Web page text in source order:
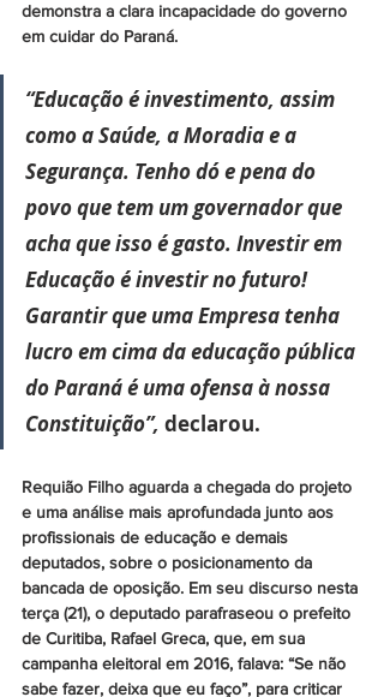
demonstra a clara incapacidade do governo
em cuidar do Paraná.
“Educação é investimento, assim
como a Saúde, a Moradia e a
Segurança. Tenho dó e pena do
povo que tem um governador que
acha que isso é gasto. Investir em
Educação é investir no futuro!
Garantir que uma Empresa tenha
lucro em cima da educação pública
do Paraná é uma ofensa à nossa
Constituição”, declarou.
Requião Filho aguarda a chegada do projeto
e uma análise mais aprofundada junto aos
profissionais de educação e demais
deputados, sobre o posicionamento da
bancada de oposição. Em seu discurso nesta
terça (21), o deputado parafraseou o prefeito
de Curitiba, Rafael Greca, que, em sua
campanha eleitoral em 2016, falava: “Se não
sabe fazer, deixa que eu faço”, para criticar